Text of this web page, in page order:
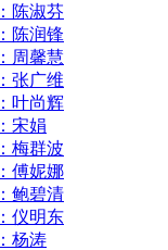
陈淑芬
陈润锋
周馨慧
张广维
叶尚辉
宋娟
梅群波
傅妮娜
鲍碧清
仪明东
杨涛